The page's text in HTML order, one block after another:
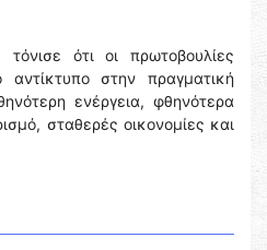
ότι οι πρωτοβουλίες
αντίκτυπο στην πραγματική
ενέργεια, φθηνότερα
σταθερές οικονομίες και